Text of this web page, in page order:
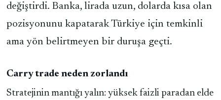
değiştirdi. Banka, lirada uzun, dolarda kısa olan
pozisyonunu kapatarak Türkiye için temkinli
ama yön belirtmeyen bir duruşa geçti.
Carry trade neden zorlandı
Stratejinin mantığı yalın: yüksek faizli paradan elde